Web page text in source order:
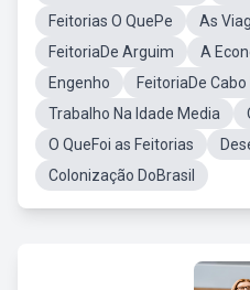
Feitorias O QuePe
As
FeitoriaDe Arguim
A
Engenho
FeitoriaDe Cabo
Trabalho Na Idade Media
O QueFoi as Feitorias
Colonização DoBrasil